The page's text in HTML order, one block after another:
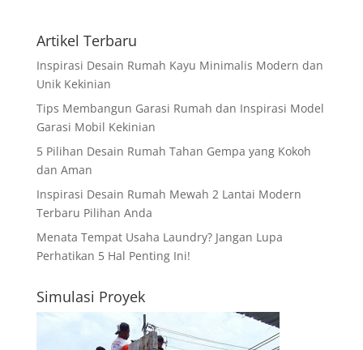
Artikel Terbaru
Inspirasi Desain Rumah Kayu Minimalis Modern dan
Unik Kekinian
Tips Membangun Garasi Rumah dan Inspirasi Model
Garasi Mobil Kekinian
5 Pilihan Desain Rumah Tahan Gempa yang Kokoh
dan Aman
Inspirasi Desain Rumah Mewah 2 Lantai Modern
Terbaru Pilihan Anda
Menata Tempat Usaha Laundry? Jangan Lupa
Perhatikan 5 Hal Penting Ini!
Simulasi Proyek